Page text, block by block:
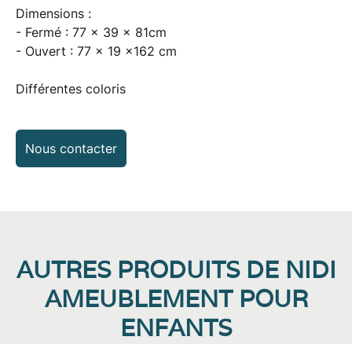
Dimensions :
- Fermé : 77 x 39 x 81cm
- Ouvert : 77 x 19 x162 cm
Différentes coloris
Nous contacter
AUTRES PRODUITS DE NIDI
AMEUBLEMENT POUR
ENFANTS